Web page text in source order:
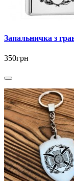
Запальничка з
350грн